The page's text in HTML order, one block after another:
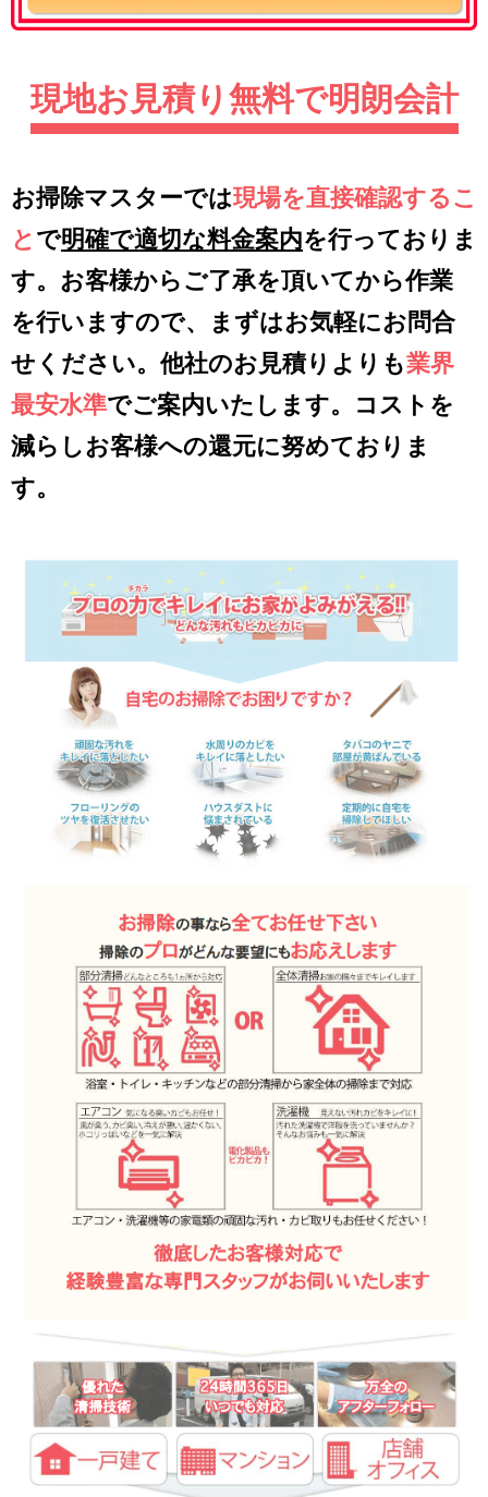
現地お見積り無料で明朗会計
お掃除マスターでは現場を直接確認するこ
と で明確で適切な料金案内を行っておりま
す。お客様からご了承を頂いてから作業
を行いますので、まずはお気軽にお問合
せください。他社のお見積りよりも業界
最安水準でご案内いたします。コストを
減らしお客様への還元に努めておりま
す。